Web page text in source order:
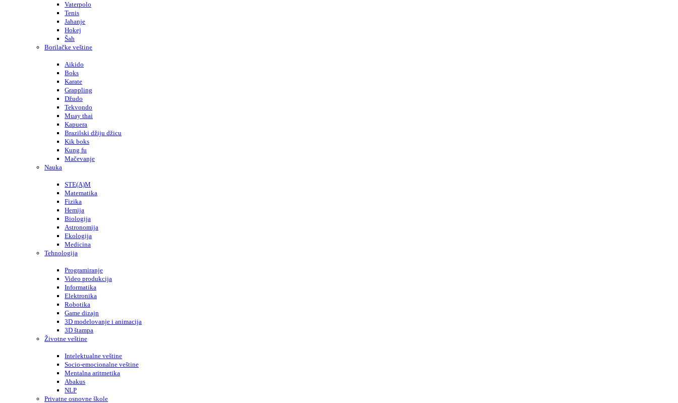
Vaterpolo
Tenis
Jahanje
Hokej
Šah
Borilačke veštine
Aikido
Boks
Karate
Grappling
Džudo
Tekvondo
Muay thai
Kapuera
Brazilski džiju džicu
Kik boks
Kung fu
Mačevanje
Nauka
STE(A)M
Matematika
Fizika
Hemija
Biologija
Astronomija
Ekologija
Medicina
Tehnologija
Programiranje
Video produkcija
Informatika
Elektronika
Robotika
Game dizajn
3D modelovanje i animacija
3D štampa
Životne veštine
Intelektualne veštine
Socio-emocionalne veštine
Mentalna aritmetika
Abakus
NLP
Privatne osnovne škole